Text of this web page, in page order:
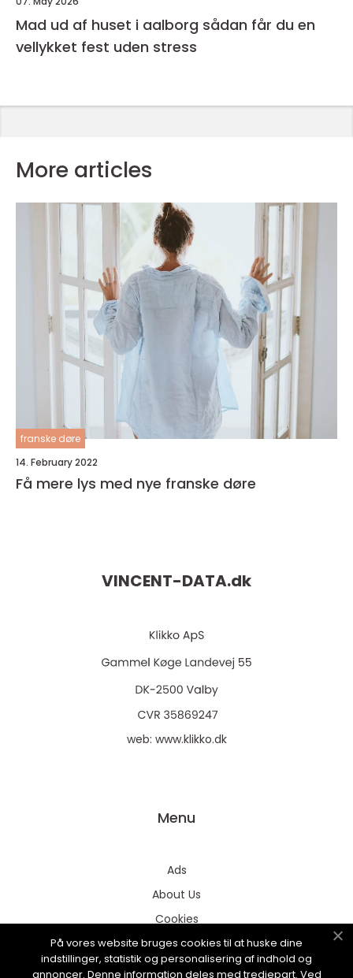
Mad ud af huset i aalborg sådan får du en
vellykket fest uden stress
More articles
franske døre
14. February 2022
Få mere lys med nye franske døre
VINCENT-DATA.dk
web: www.klikko.dk
Menu
Ads
About Us
Cookies
Contact
Sitemap
På vores website bruges cookies til at huske dine
indstillinger, statistik og personalisering af indhold og
annoncer. Denne information deles med tredjepart. Ved